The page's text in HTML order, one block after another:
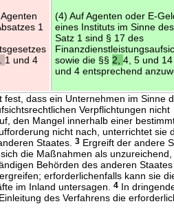
1
1 und 4
(4) Auf Agenten oder E-
eines Instituts im Sinne
Satz 1 sind § 17 des
sowie die §§ 2,4, 5 und
und 4 entsprechend
fest, dass ein Unternehmen im Sinne
Verpflichtungen nicht
den Mangel innerhalb einer
nicht nach, unterrichtet sie
Staates.3 Ergreift der andere
die Maßnahmen als
Behörden des anderen
erforderlichenfalls kann sie
im Inland untersagen.4 In
des Verfahrens die